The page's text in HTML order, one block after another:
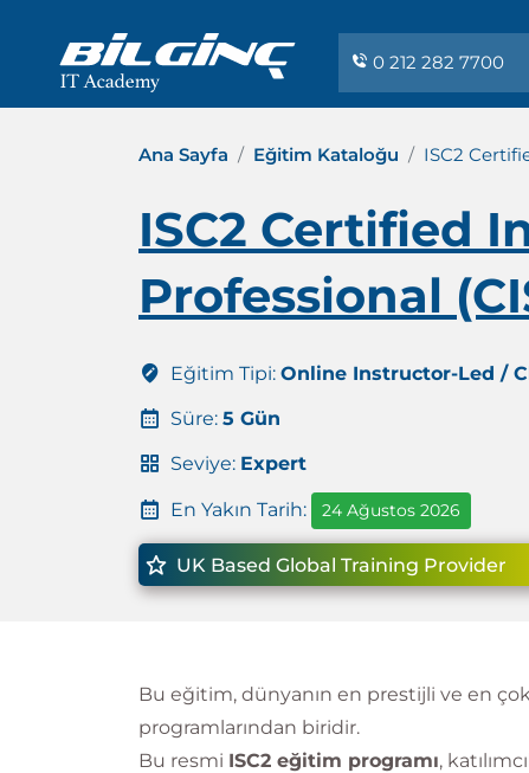
0 212 282 7700
Ana Sayfa Eğitim Kataloğu ISC2
ISC2 Certified
Professional
Eğitim Tipi: Online Instructor-Led /
Süre: 5 Gün
Seviye: Expert
En Yakın Tarih: 24 Ağustos 2026
UK Based Global Training Provider
Bu eğitim, dünyanın en prestijli ve en
programlarından biridir.
Bu resmi ISC2 eğitim programı,